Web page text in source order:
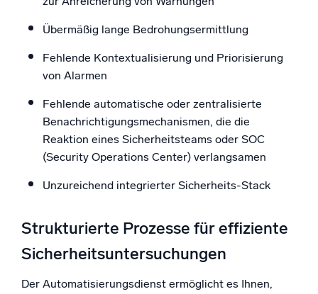
Übermäßig lange Bedrohungsermittlung
Fehlende Kontextualisierung und Priorisierung
von Alarmen
Fehlende automatische oder zentralisierte
Benachrichtigungsmechanismen, die die
Reaktion eines Sicherheitsteams oder SOC
(Security Operations Center) verlangsamen
Unzureichend integrierter Sicherheits-Stack
Strukturierte Prozesse für effiziente
Sicherheitsuntersuchungen
Der Automatisierungsdienst ermöglicht es Ihnen,